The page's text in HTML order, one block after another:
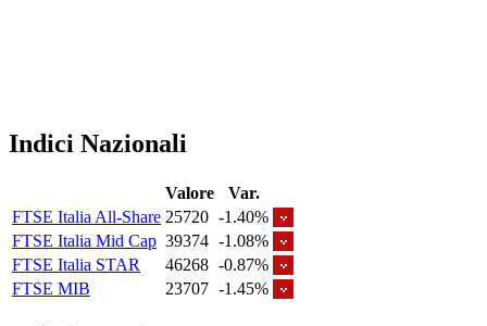
Indici Nazionali
Valore
Var.
FTSE Italia All-Share 25720 -1.40%
FTSE Italia Mid Cap 39374 -1.08%
FTSE Italia STAR
46268 -0.87%
FTSE MIB
23707 -1.45%